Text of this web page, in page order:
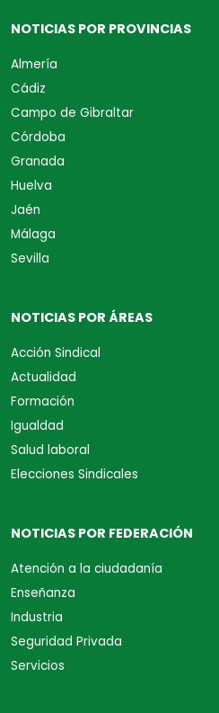
NOTICIAS POR PROVINCIAS
Almería
Cádiz
Campo de Gibraltar
Córdoba
Granada
Huelva
Jaén
Málaga
Sevilla
NOTICIAS POR ÁREAS
Acción Sindical
Actualidad
Formación
Igualdad
Salud laboral
Elecciones Sindicales
NOTICIAS POR FEDERACIÓN
Atención a la ciudadanía
Enseñanza
Industria
Seguridad Privada
Servicios